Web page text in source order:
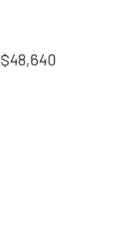
$48,640